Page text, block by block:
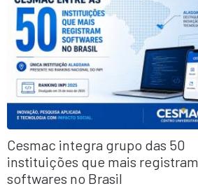
Cesmac integra grupo das 50
instituições que mais registram
softwares no Brasil